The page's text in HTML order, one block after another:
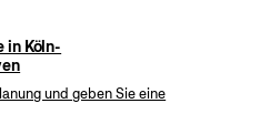
in Köln-
und geben Sie eine